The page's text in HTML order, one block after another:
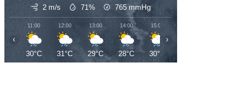
2 m/s 71% 765mmHg
11:00
30°C
12:00
31°C
13:00
29°C
14:00
28°C
15:00
30°C
‹ ›